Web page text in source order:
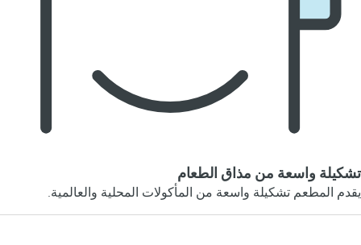
تشكيلة واسعة من مذاق الطعام
يقدم المطعم تشكيلة واسعة من المأكولات المحلية والعالمية.